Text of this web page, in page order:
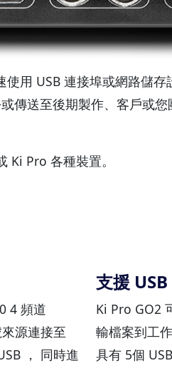
用 USB 連接埠或網路儲
傳送至後期製作、客戶或
Ki Pro 各種裝置。
4 頻道
源連接至
， 同時進
支援 USB
Ki Pro GO2
輸檔案到工
具有 5個